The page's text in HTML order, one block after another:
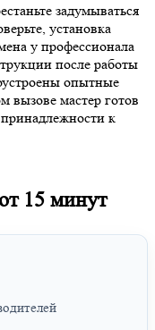
задумываться
установка
у профессионала
после работы
опытные
вызове мастер готов
к
15 минут